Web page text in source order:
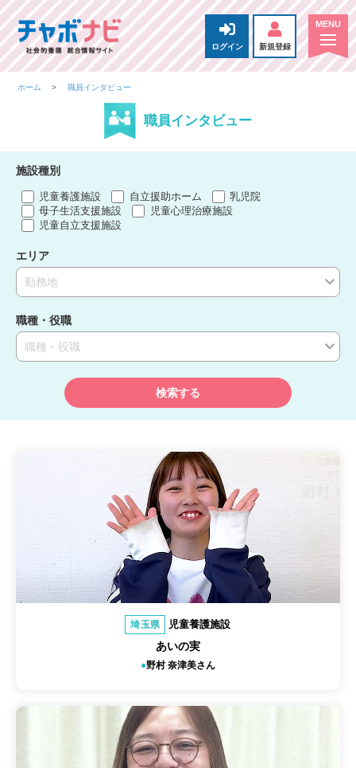
ログイン 新規登録
ホーム 職員インタビュー
職員インタビュー
施設種別
児童養護施設 自立援助ホーム
乳児院
母子生活支援施設
児童心理治療施設
児童自立支援施設
エリア
勤務地
職種・役職
職種・役職
検索する
埼玉県 児童養護施設
あいの実
野村 奈津美さん